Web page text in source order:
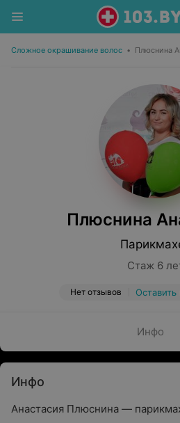
Сложное окрашивание волос • Плюснина
Плюснина
Стаж 6
Нет отзывов
Инфо
Инфо
Анастасия Плюснина —